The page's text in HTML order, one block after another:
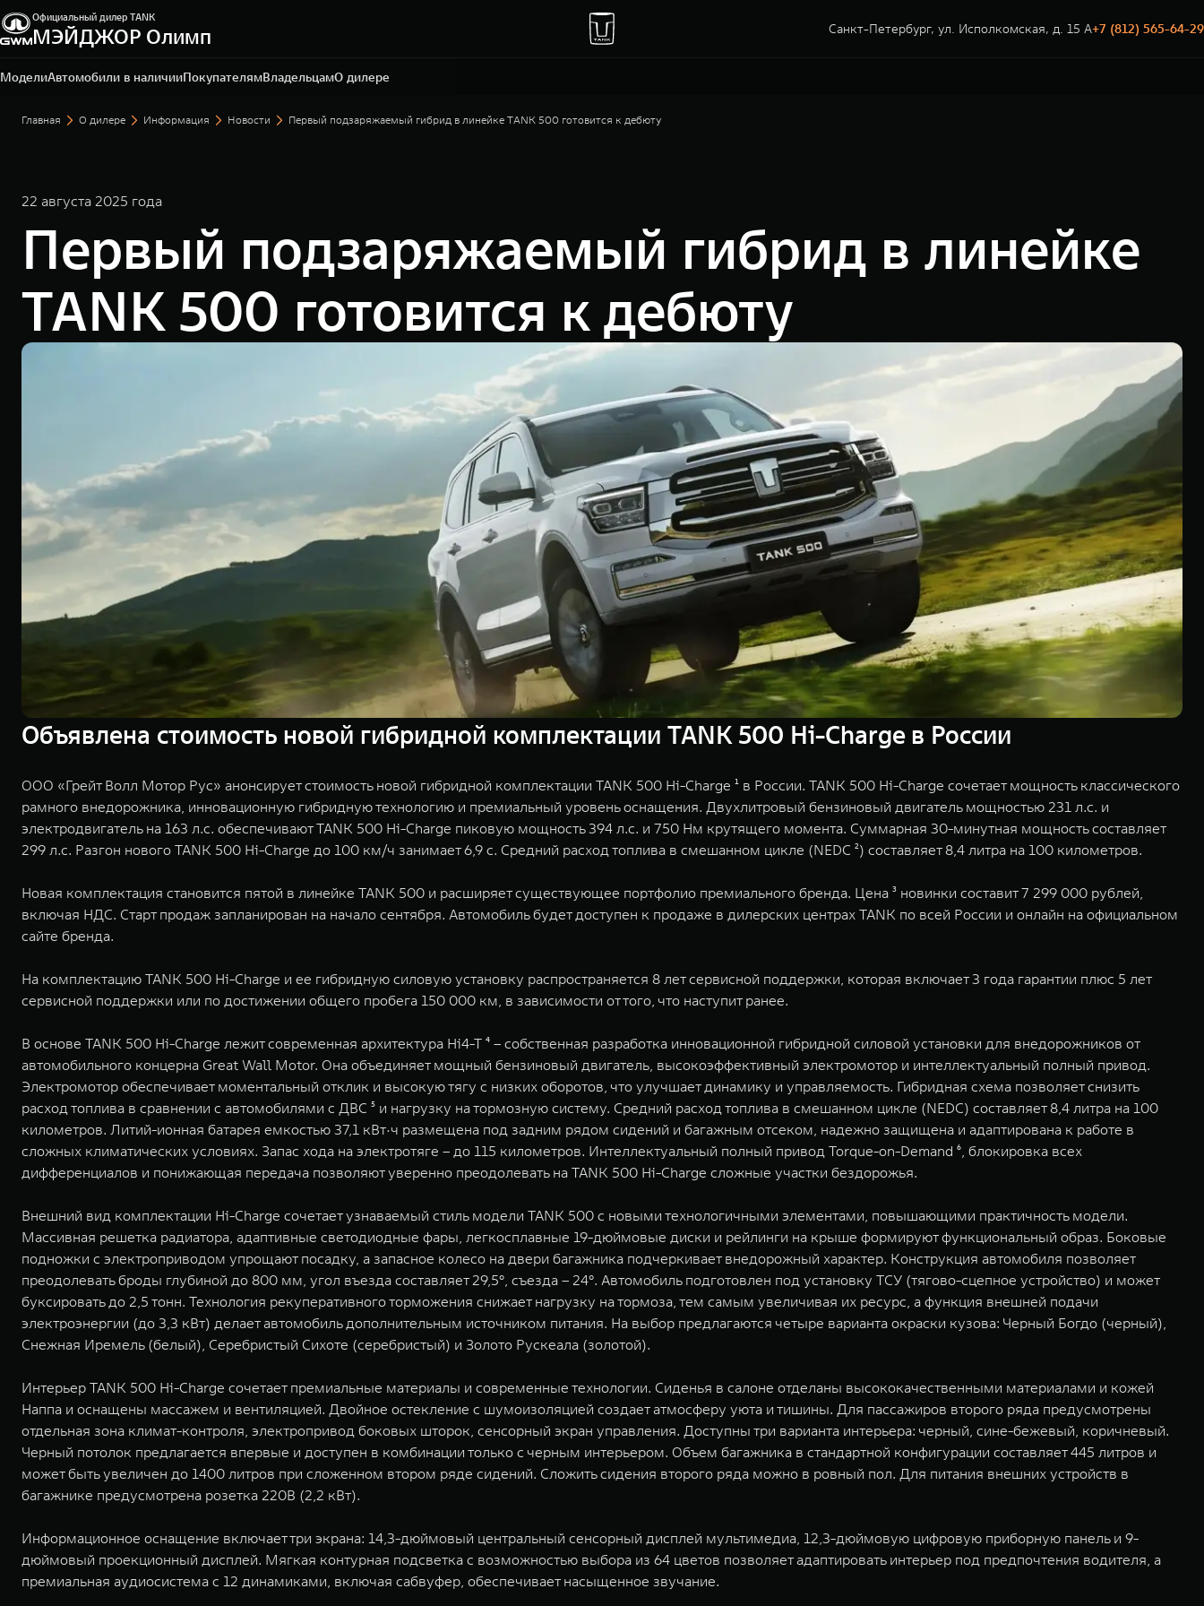
Официальный дилер TANK
МЭЙДЖОР Олимп Санкт-Петербург, ул. Исполкомская, д. 15 А+7 (812) 565-64-29
МоделиАвтомобили в наличииПокупателямВладельцамО дилере
Санкт-Петербург, ул. Исполкомская, д. 15 А
+7 (812) 565-64-29
Главная О дилере Информация Новости Первый подзаряжаемый гибрид в линейке TANK 500 готовится к дебюту
22 августа 2025 года
Первый подзаряжаемый гибрид в линейке
TANK 500 готовится к дебюту
Объявлена стоимость новой гибридной комплектации TANK 500 Hi-Charge в России
ООО «Грейт Волл Мотор Рус» анонсирует стоимость новой гибридной комплектации TANK 500 Hi-Charge ¹ в России. TANK 500 Hi-Charge сочетает мощность классического
рамного внедорожника, инновационную гибридную технологию и премиальный уровень оснащения. Двухлитровый бензиновый двигатель мощностью 231 л.с. и
электродвигатель на 163 л.с. обеспечивают TANK 500 Hi-Charge пиковую мощность 394 л.с. и 750 Нм крутящего момента. Суммарная 30-минутная мощность составляет
299 л.с. Разгон нового TANK 500 Hi-Charge до 100 км/ч занимает 6,9 с. Cредний расход топлива в смешанном цикле (NEDC ²) составляет 8,4 литра на 100 километров.
Новая комплектация становится пятой в линейке TANK 500 и расширяет существующее портфолио премиального бренда. Цена ³ новинки составит 7 299 000 рублей,
включая НДС. Старт продаж запланирован на начало сентября. Автомобиль будет доступен к продаже в дилерских центрах TANK по всей России и онлайн на официальном
сайте бренда.
На комплектацию TANK 500 Hi-Charge и ее гибридную силовую установку распространяется 8 лет сервисной поддержки, которая включает 3 года гарантии плюс 5 лет
сервисной поддержки или по достижении общего пробега 150 000 км, в зависимости от того, что наступит ранее.
В основе TANK 500 Hi-Charge лежит современная архитектура Hi4-T ⁴ – собственная разработка инновационной гибридной силовой установки для внедорожников от
автомобильного концерна Great Wall Motor. Она объединяет мощный бензиновый двигатель, высокоэффективный электромотор и интеллектуальный полный привод.
Электромотор обеспечивает моментальный отклик и высокую тягу с низких оборотов, что улучшает динамику и управляемость. Гибридная схема позволяет снизить
расход топлива в сравнении с автомобилями с ДВС ⁵ и нагрузку на тормозную систему. Cредний расход топлива в смешанном цикле (NEDC) составляет 8,4 литра на 100
километров. Литий-ионная батарея емкостью 37,1 кВт·ч размещена под задним рядом сидений и багажным отсеком, надежно защищена и адаптирована к работе в
сложных климатических условиях. Запас хода на электротяге – до 115 километров. Интеллектуальный полный привод Torque-on-Demand ⁶, блокировка всех
дифференциалов и понижающая передача позволяют уверенно преодолевать на TANK 500 Hi-Charge сложные участки бездорожья.
Внешний вид комплектации Hi-Charge сочетает узнаваемый стиль модели TANK 500 с новыми технологичными элементами, повышающими практичность модели.
Массивная решетка радиатора, адаптивные светодиодные фары, легкосплавные 19-дюймовые диски и рейлинги на крыше формируют функциональный образ. Боковые
подножки с электроприводом упрощают посадку, а запасное колесо на двери багажника подчеркивает внедорожный характер. Конструкция автомобиля позволяет
преодолевать броды глубиной до 800 мм, угол въезда составляет 29,5°, съезда – 24°. Автомобиль подготовлен под установку ТСУ (тягово-сцепное устройство) и может
буксировать до 2,5 тонн. Технология рекуперативного торможения снижает нагрузку на тормоза, тем самым увеличивая их ресурс, а функция внешней подачи
электроэнергии (до 3,3 кВт) делает автомобиль дополнительным источником питания. На выбор предлагаются четыре варианта окраски кузова: Черный Богдо (черный),
Снежная Иремель (белый), Серебристый Сихоте (серебристый) и Золото Рускеала (золотой).
Интерьер TANK 500 Hi-Charge сочетает премиальные материалы и современные технологии. Сиденья в салоне отделаны высококачественными материалами и кожей
Наппа и оснащены массажем и вентиляцией. Двойное остекление с шумоизоляцией создает атмосферу уюта и тишины. Для пассажиров второго ряда предусмотрены
отдельная зона климат-контроля, электропривод боковых шторок, сенсорный экран управления. Доступны три варианта интерьера: черный, сине-бежевый, коричневый.
Черный потолок предлагается впервые и доступен в комбинации только с черным интерьером. Объем багажника в стандартной конфигурации составляет 445 литров и
может быть увеличен до 1400 литров при сложенном втором ряде сидений. Сложить сидения второго ряда можно в ровный пол. Для питания внешних устройств в
багажнике предусмотрена розетка 220В (2,2 кВт).
Информационное оснащение включает три экрана: 14,3-дюймовый центральный сенсорный дисплей мультимедиа, 12,3-дюймовую цифровую приборную панель и 9-
дюймовый проекционный дисплей. Мягкая контурная подсветка с возможностью выбора из 64 цветов позволяет адаптировать интерьер под предпочтения водителя, а
премиальная аудиосистема с 12 динамиками, включая сабвуфер, обеспечивает насыщенное звучание.